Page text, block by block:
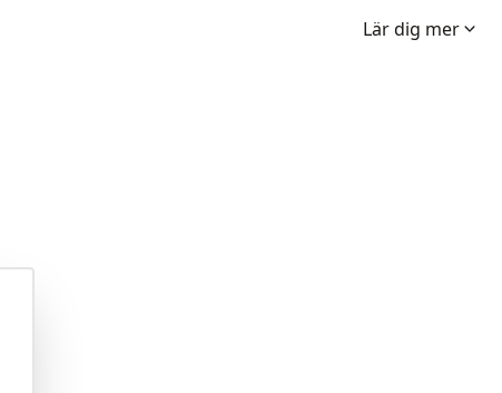
Lär dig mer